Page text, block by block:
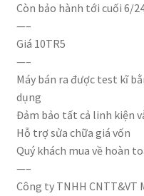
Còn bảo hành tới cuối 6/
—–
Giá 10TR5
—–
Máy bán ra được test kĩ
dụng
Đảm bảo tất cả linh kiện
Hỗ trợ sửa chữa giá vốn
Quý khách mua về hoàn
—–
Công ty TNHH CNTT&VT